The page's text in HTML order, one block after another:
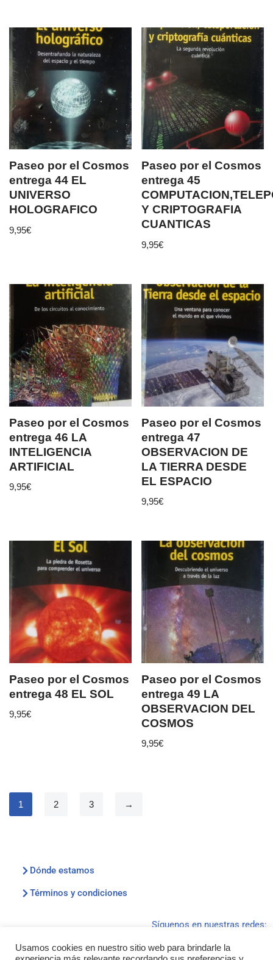
Paseo por el Cosmos
entrega 44 EL
UNIVERSO
HOLOGRAFICO
9,95€
Paseo por el Cosmos
entrega 45
Y CRIPTOGRAFIA
CUANTICAS
9,95€
Paseo por el Cosmos
entrega 46 LA
INTELIGENCIA
ARTIFICIAL
9,95€
Paseo por el Cosmos
entrega 47
OBSERVACION DE
LA TIERRA DESDE
EL ESPACIO
9,95€
Paseo por el Cosmos
entrega 48 EL SOL
9,95€
Paseo por el Cosmos
entrega 49 LA
OBSERVACION DEL
COSMOS
9,95€
1 2 3 →
Dónde estamos
Términos y condiciones
Síguenos en nuestras redes:
Usamos cookies en nuestro sitio web para brindarle la